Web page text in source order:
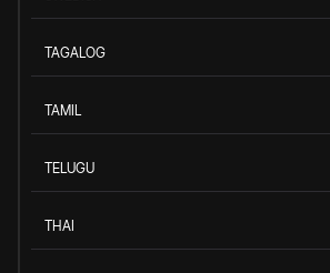
TAGALOG
TAMIL
TELUGU
THAI